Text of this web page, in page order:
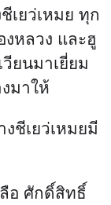
เยว่เหมย ทุก
หลวง และฮู
ยนมาเยี่ยม
มาให้
ชีเยว่เหมยมี
อ ศักดิ์สิทธิ์